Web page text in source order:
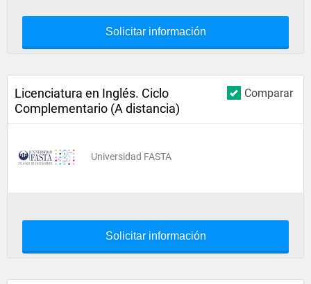
Solicitar información
Comparar
Licenciatura en Inglés. Ciclo
Complementario (A distancia)
Universidad FASTA
Solicitar información